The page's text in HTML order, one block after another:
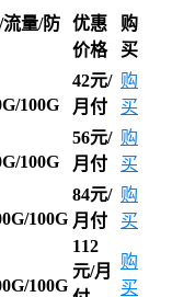
量/防
优惠
价格
购
买
100G
42元/
月付
购
买
100G
56元/
月付
购
买
100G
84元/
月付
购
买
100G
112
元/月
购
买